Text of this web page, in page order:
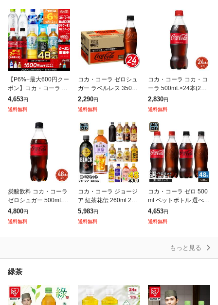
【P6%+最大600円クー
ポン】コカ・コーラ ペ
ットボトル 500ml 人気
飲料 48本 24本×2箱 綾
鷹 アクエリ コーラゼ
4,653円
送料無料
コカ・コーラ ゼロシュ
ガー ラベルレス 350mL
×24本(24本×1ケース) 2
605jccc
2,290円
送料無料
コカ・コーラ コカ・コ
ーラ 500mL×24本(24本
×1ケース) 2605jccc
2,830円
送料無料
炭酸飲料 コカ・コーラ
ゼロシュガー 500mL×4
8本(24本×2ケース) 260
5jccc
4,800円
送料無料
コカ・コーラ ジョージ
ア 紅茶花伝 260ml 280
ml 440ml 500ml 650ml
ペットボトル ボトル缶
選べる
5,983円
送料無料
コカ・コーラ ゼロ 500
ml ペットボトル 選べる
48本 (24本×2 まとめ買
い) よりどり 炭酸飲料
タンサン ラベルレ
4,653円
送料無料
もっと見る
緑茶